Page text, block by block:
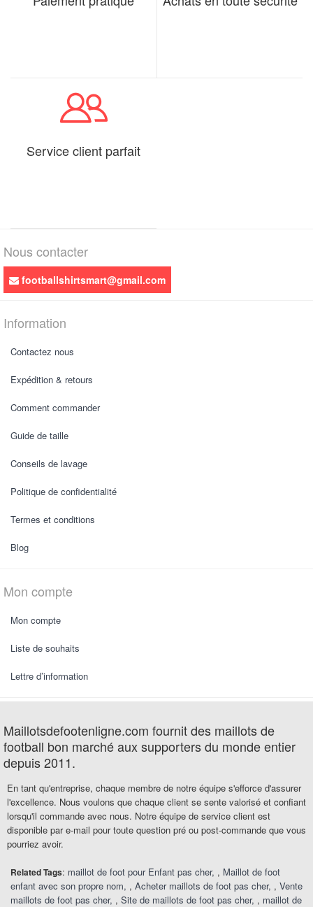
Service client parfait
Nous contacter
footballshirtsmart@gmail.com
Information
Contactez nous
Expédition & retours
Comment commander
Guide de taille
Conseils de lavage
Politique de confidentialité
Termes et conditions
Blog
Mon compte
Mon compte
Liste de souhaits
Lettre d’information
Maillotsdefootenligne.com fournit des maillots de
football bon marché aux supporters du monde entier
depuis 2011.
En tant qu'entreprise, chaque membre de notre équipe s'efforce d'assurer
l'excellence. Nous voulons que chaque client se sente valorisé et confiant
lorsqu'il commande avec nous. Notre équipe de service client est
disponible par e-mail pour toute question pré ou post-commande que vous
pourriez avoir.
Related Tags: maillot de foot pour Enfant pas cher , Maillot de foot
enfant avec son propre nom , Acheter maillots de foot pas cher , Vente
maillots de foot pas cher , Site de maillots de foot pas cher , maillot de